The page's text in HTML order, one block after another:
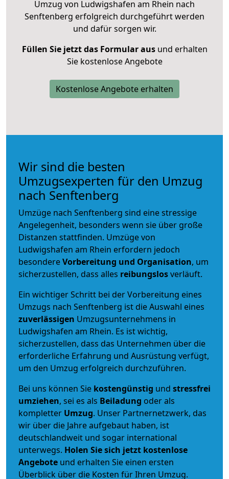
Umzug von Ludwigshafen am Rhein nach
Senftenberg erfolgreich durchgeführt werden
und dafür sorgen wir.
Füllen Sie jetzt das Formular ausund erhalten
Sie kostenlose Angebote
Kostenlose Angebote erhalten
Wir sind die besten
Umzugsexperten für den Umzug
nach Senftenberg
Umzüge nach Senftenberg sind eine stressige
Angelegenheit, besonders wenn sie über große
Distanzen stattfinden. Umzüge von
Ludwigshafen am Rhein erfordern jedoch
besondereVorbereitung und Organisation, um
sicherzustellen, dass alles reibungslosverläuft.
Ein wichtiger Schritt bei der Vorbereitung eines
Umzugs nach Senftenberg ist die Auswahl eines
zuverlässigen Umzugsunternehmens in
Ludwigshafen am Rhein. Es ist wichtig,
sicherzustellen, dass das Unternehmen über die
erforderliche Erfahrung und Ausrüstung verfügt,
um den Umzug erfolgreich durchzuführen.
Bei uns können Sie kostengünstig und stressfrei
umziehen, sei es als Beiladung oder als
kompletter Umzug. Unser Partnernetzwerk, das
wir über die Jahre aufgebaut haben, ist
deutschlandweit und sogar international
unterwegs. Holen Sie sich jetzt kostenlose
Angebote und erhalten Sie einen ersten
Überblick über die Kosten für Ihren Umzug.